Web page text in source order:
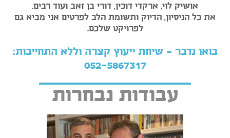
אושיק לוי, ארקדי דוכין, דורי בן זאב ועוד רבים.
את כל הניסיון, הדיוק ותשומת הלב לפרטים אני מביא גם
לפרויקט שלכם.
בואו נדבר – שיחת ייעוץ קצרה וללא התחייבות:
052-5867317
עבודות נבחרות